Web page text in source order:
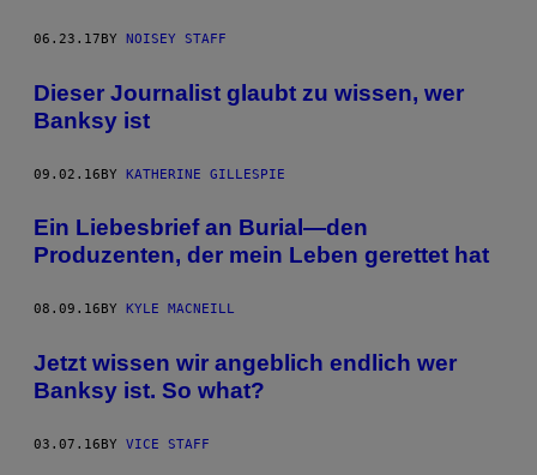
06.23.17 BY NOISEY STAFF
Dieser Journalist glaubt zu wissen, wer
Banksy ist
09.02.16BY KATHERINE GILLESPIE
Ein Liebesbrief an Burial—den
Produzenten, der mein Leben gerettet hat
08.09.16 BY KYLE MACNEILL
Jetzt wissen wir angeblich endlich wer
Banksy ist. So what?
03.07.16BY VICE STAFF